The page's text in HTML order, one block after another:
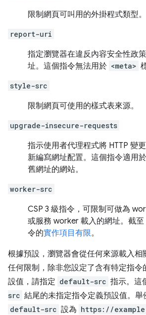
限制網頁可叫用的外掛程式類型。
report-uri
指定瀏覽器在違反內容安全性政
址。這個指令無法用於 <meta>
style-src
限制網頁可使用的樣式表來源。
upgrade-insecure-requests
指示使用者代理程式將 HTTP 變
新編寫網址配置。這個指令適用
舊網址的網站。
worker-src
CSP 3 級指令，可限制可做為
或服務 worker 載入的網址。截
令的實作項目有限。
根據預設，瀏覽器會從任何來源載入相
任何限制，除非您設定了含有特定指令
設值，請指定 default-src 指示。這
src 結尾的未指定指令定義預設值。
default-src 設為 https://